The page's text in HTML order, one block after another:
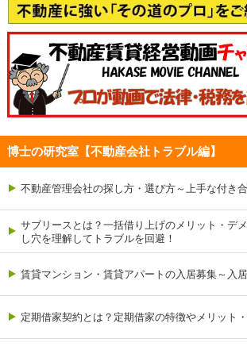
博士の研究室【不動産会社トラブル編】
不動産管理会社の探し方・選び方～上手な付き
サブリースとは？一括借り上げのメリット・デ
し穴を理解してトラブルを回避！
賃貸マンション・賃貸アパートの入居募集～入
定期借家契約とは？定期借家の特徴やメリット